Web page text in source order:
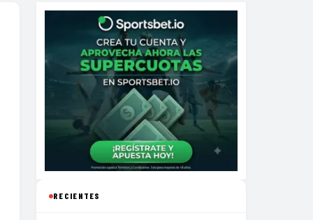
RECIENTES